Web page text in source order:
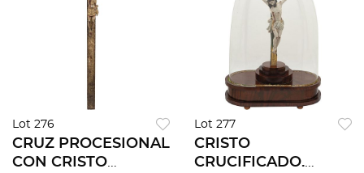
Lot 276
CRUZ PROCESIONAL
CON CRISTO
Lot 277
CRISTO
CRUCIFICADO.